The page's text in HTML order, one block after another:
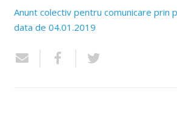
Anunt colectiv pentru comunicare prin
data de 04.01.2019